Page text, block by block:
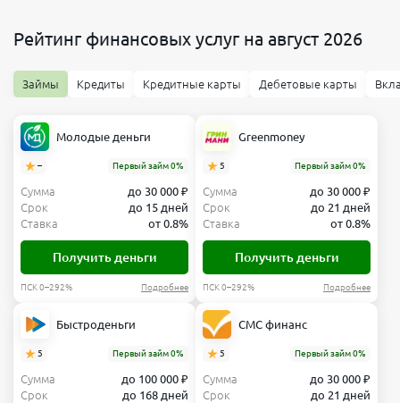
Рейтинг финансовых услуг на август 2026
Займы Кредиты Кредитные карты Дебетовые карты
Молодые деньги
– Первый займ 0%
Сумма
до 30 000 ₽
Срок
до 15 дней
Ставка
от 0.8%
Получить деньги
ПСК 0–292% Подробнее
Greenmoney
5 Первый займ 0%
Сумма
до 30 000 ₽
Срок
до 21 дней
Ставка
от 0.8%
Получить деньги
ПСК 0–292% Подробнее
Быстроденьги
5 Первый займ 0%
Сумма
до 100 000 ₽
Срок
до 168 дней
СМС финанс
5 Первый займ 0%
Сумма
до 30 000 ₽
Срок
до 21 дней